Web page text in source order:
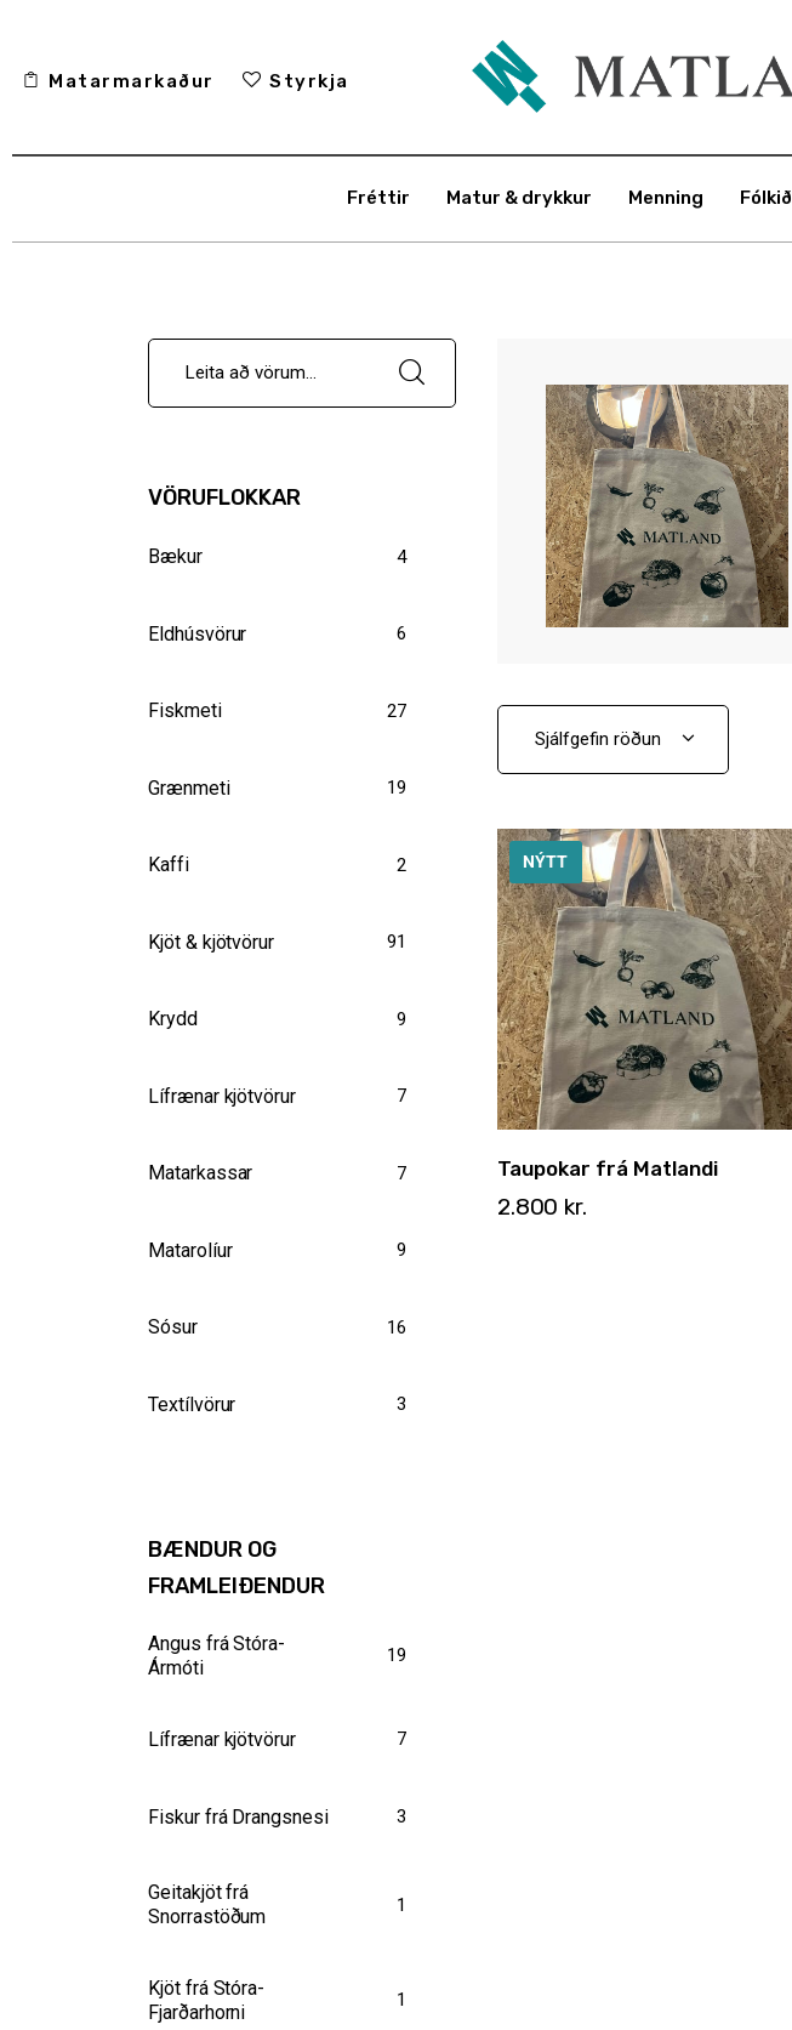
Matarmarkaður Styrkja
Fréttir Matur & drykkur Menning Fólkið
Matur & drykkur
Menning
Hafa samband
NÝTT
Taupokar frá Matlandi
2.800 kr.
VÖRUFLOKKAR
Bækur 4
Eldhúsvörur 6
Fiskmeti 27
Grænmeti 19
Kaffi 2
Kjöt & kjötvörur 91
Krydd 9
Lífrænar kjötvörur 7
Matarkassar 7
Matarolíur 9
Sósur 16
Textílvörur 3
BÆNDUR OG
FRAMLEIÐENDUR
Angus frá Stóra-
Ármóti
19
Lífrænar kjötvörur 7
Fiskur frá Drangsnesi 3
Geitakjöt frá
Snorrastöðum
1
Kjöt frá Stóra-
Fjarðarhorni
1